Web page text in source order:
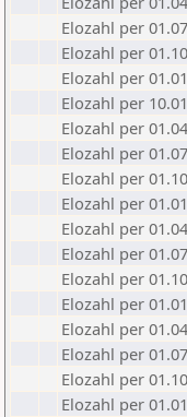
Elozahl per
Elozahl per
Elozahl per
Elozahl per
Elozahl per
Elozahl per
Elozahl per
Elozahl per
Elozahl per
Elozahl per
Elozahl per
Elozahl per
Elozahl per
Elozahl per
Elozahl per
Elozahl per